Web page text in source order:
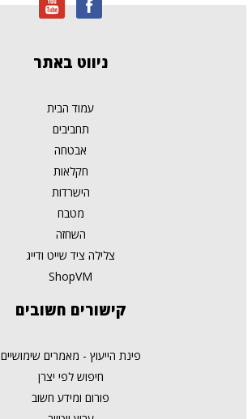
ניווט באתר
עמוד הבית
תחביבים
אבטחה
חקלאות
הישרדות
מטבח
השחזה
צלילה ציד שייט ודייג
ShopVM
קישורים חשובים
פינת הייעוץ - מאמרים שימושיים
חיפוש לפי יצרן
פורום ומידע חשוב